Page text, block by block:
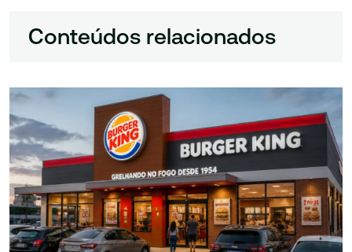
Conteúdos relacionados